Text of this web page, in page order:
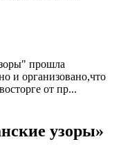
прошла
и организовано,что
от пр...
узоры»